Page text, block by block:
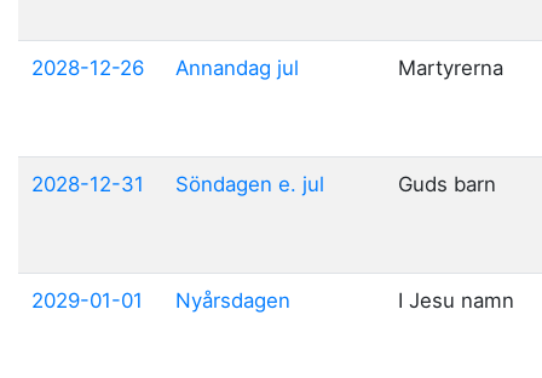
2028-12-26 Annandag jul Martyrerna
2028-12-31 Söndagen e. jul Guds barn
2029-01-01 Nyårsdagen I Jesu namn